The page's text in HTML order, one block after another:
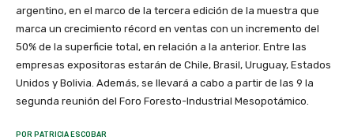
argentino, en el marco de la tercera edición de la muestra que
marca un crecimiento récord en ventas con un incremento del
50% de la superficie total, en relación a la anterior. Entre las
empresas expositoras estarán de Chile, Brasil, Uruguay, Estados
Unidos y Bolivia. Además, se llevará a cabo a partir de las 9 la
segunda reunión del Foro Foresto-Industrial Mesopotámico.
POR PATRICIA ESCOBAR